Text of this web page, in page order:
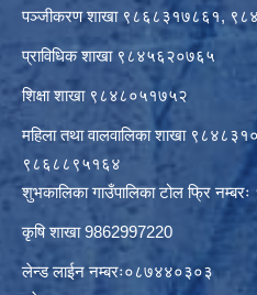
पञ्जीकरण शाखा ९८६८३१७८६१,
प्राविधिक शाखा ९८४५६२०७६५
शिक्षा शाखा ९८४८०५१७५२
महिला तथा वालवालिका शाखा
९८६८८९५१६४
शुभकालिका गाउँपालिका टोल फ्रि
कृषि शाखा 9862997220
लेन्ड लाईन नम्बरः०८७४४०३०३